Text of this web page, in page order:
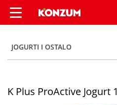
K Plus ProActive
JOGURTI I OSTALO
K Plus ProActive Jogurt